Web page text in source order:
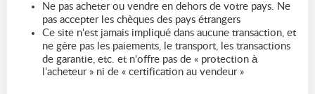
Ne pas acheter ou vendre en dehors de votre pays. Ne
pas accepter les chèques des pays étrangers
Ce site n'est jamais impliqué dans aucune transaction, et
ne gère pas les paiements, le transport, les transactions
de garantie, etc. et n'offre pas de « protection à
l’acheteur » ni de « certification au vendeur »